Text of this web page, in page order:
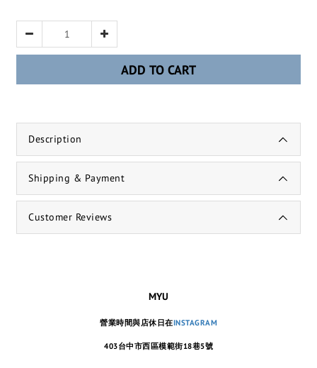
ADD TO CART
Description
Shipping & Payment
Customer Reviews
MYU
營業時間與店休日在INSTAGRAM
403台中市西區模範街18巷5號